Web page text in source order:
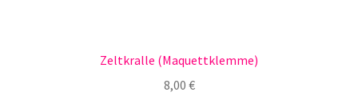
Zeltkralle (Maquettklemme)
8,00 €